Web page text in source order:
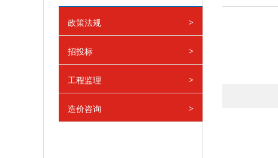
政策法规 >
招投标 >
工程监理 >
造价咨询 >